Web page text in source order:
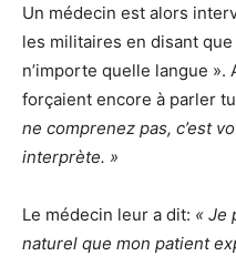
Un médecin est alors
les militaires en disant
n’importe quelle langue
forçaient encore à parler
ne comprenez pas, c’est
interprète. »
Le médecin leur a dit: « Je
naturel que mon patient